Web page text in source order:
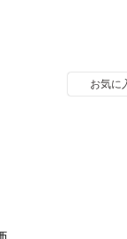
お気に